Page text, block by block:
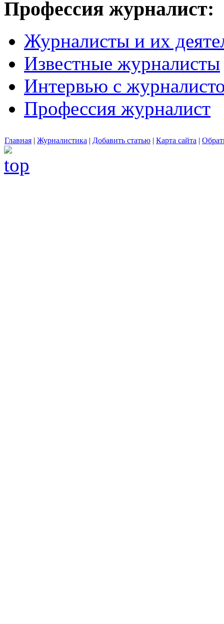
Профессия журналист:
Журналисты и их
Известные журналисты
Интервью с
Профессия журналист
Главная | Журналистика | Добавить статью | Карта сайта |